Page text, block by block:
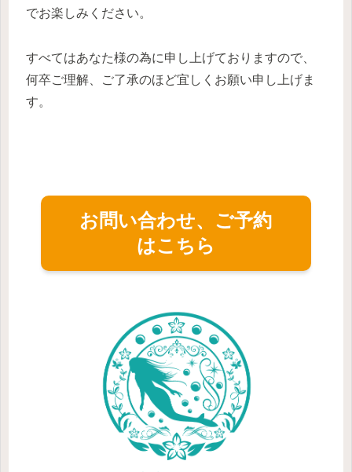
でお楽しみください。
すべてはあなた様の為に申し上げておりますので、
何卒ご理解、ご了承のほど宜しくお願い申し上げま
す。
お問い合わせ、ご予約
はこちら